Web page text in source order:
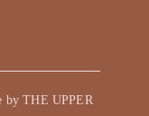
byTHE UPPER